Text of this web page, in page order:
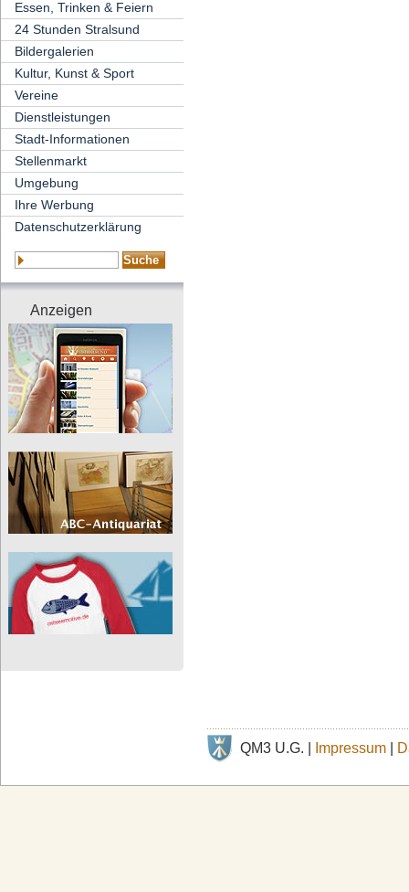
Essen, Trinken & Feiern
24 Stunden Stralsund
Bildergalerien
Kultur, Kunst & Sport
Vereine
Dienstleistungen
Stadt-Informationen
Stellenmarkt
Umgebung
Ihre Werbung
Datenschutzerklärung
Anzeigen
QM3 U.G. | Impressum